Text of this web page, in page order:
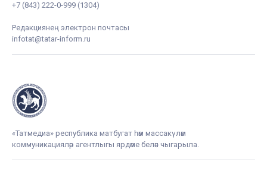
+7 (843) 222-0-999 (1304)
Редакциянең электрон почтасы
infotat@tatar-inform.ru
«Татмедиа» республика матбугат һәм массакүләм
коммуникацияләр агентлыгы ярдәме белән чыгарыла.